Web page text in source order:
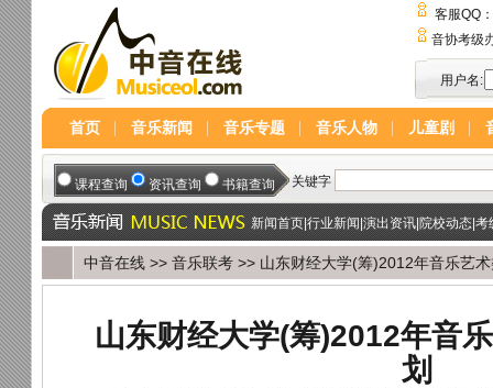
客服QQ：
音协考级
用户名:
首页 音乐新闻 音乐专题 音乐人物 儿童剧
新闻首页|行业新闻|演出资讯|院校动态|考
中音在线 >> 音乐联考 >> 山东财经大学(筹)2012年音乐艺
山东财经大学(筹)2012年音
划